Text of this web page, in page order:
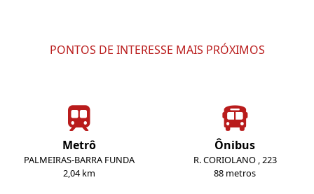
PONTOS DE INTERESSE MAIS PRÓXIMOS
Metrô
PALMEIRAS-BARRA FUNDA
2,04 km
Ônibus
R. CORIOLANO , 223
88 metros